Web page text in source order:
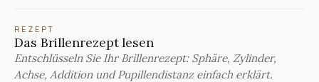
REZEPT
Das Brillenrezept lesen
Entschlüsseln Sie Ihr Brillenrezept: Sphäre, Zylinder,
Achse, Addition und Pupillendistanz einfach erklärt.